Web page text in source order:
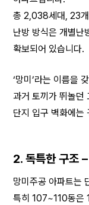
총 2,038세대, 23
난방 방식은 개별
확보되어 있습니다.
‘망미’라는 이름을
과거 토끼가 뛰놀던
단지 입구 벽화에는
2. 독특한 구조
망미주공 아파트는
특히 107~110동은